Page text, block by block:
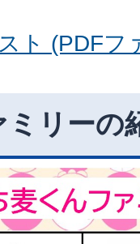
ト (PDFフ
ミリーの